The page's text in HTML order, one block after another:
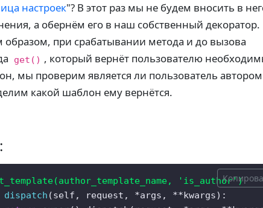
настроек"? В этот раз мы не будем вносить в
а обернём его в наш собственный декоратор.
образом, при срабатывании метода и до вызова
get() , который вернёт пользователю
мы проверим является ли пользователь
какой шаблон ему вернётся.
author_template_name, 'is_author')
dispatch (self, request, *args, **kwargs):